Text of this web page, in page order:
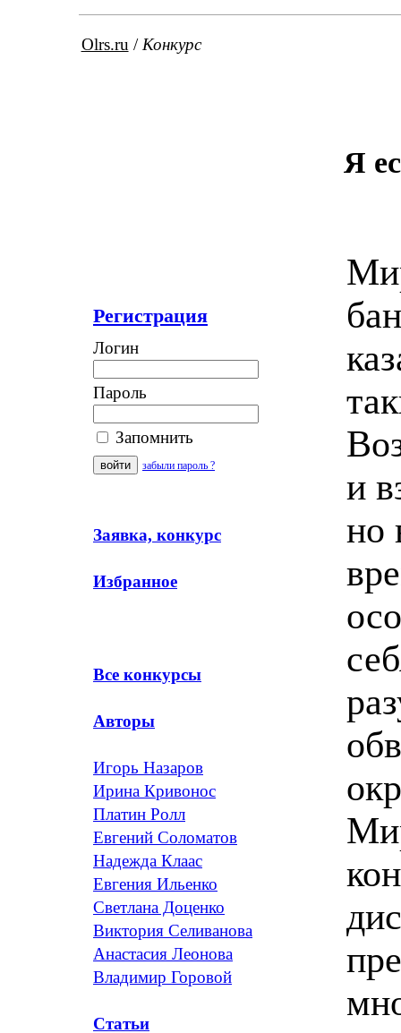
Olrs.ru / Конкурс
Регистрация
Логин
Пароль
Запомнить
забыли пароль ?
Заявка, конкурс
Избранное
Все конкурсы
Авторы
Игорь Назаров
Ирина Кривонос
Платин Ролл
Евгений Соломатов
Надежда Клаас
Евгения Ильенко
Светлана Доценко
Виктория Селиванова
Анастасия Леонова
Владимир Горовой
Статьи
Я
и
но